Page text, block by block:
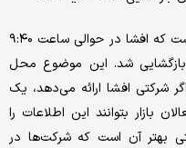
اما نکته‌ای که در اینجا وجود دارد این است که افشا در حوالی ساعت ۹:۴۰
شد. این موضوع محل
شرکتی افشا ارائه می‌دهد، یک
بازار بتوانند این اطلاعات را
بهتر آن است که شرکت‌ها در